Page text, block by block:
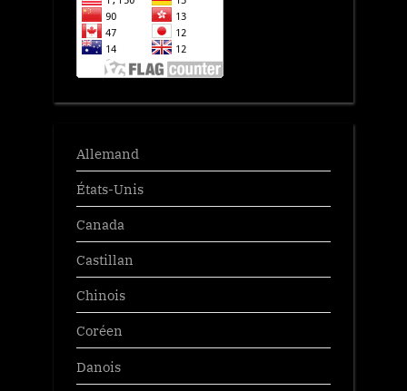
Allemand
États-Unis
Canada
Castillan
Chinois
Coréen
Danois